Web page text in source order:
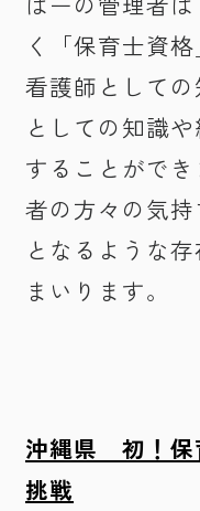
く「保育士資
看護師として
としての知識
することがで
者の方々の気
となるような
まいります。
沖縄県 初！保
挑戦